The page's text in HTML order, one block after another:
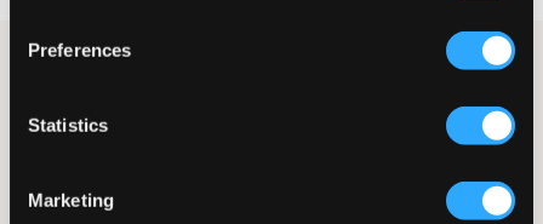
Preferences
Statistics
Marketing
Blå jeans fra Levi's. Femlommersmodell med tapered fit.
litt mer plass ved rumpe og lår. Bena er smale. Disse jeansene er
veldig allsidige og passer for mange forskjellige anledninger.
Justerbar midje